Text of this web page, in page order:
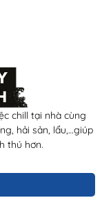
chill tại nhà cùng
hải sản, lẩu,…giúp
thú hơn.